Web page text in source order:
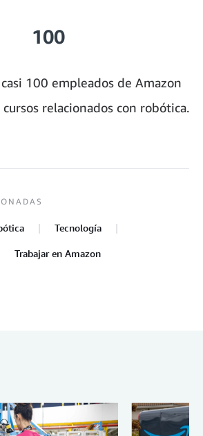
100
100 empleados de Amazon
relacionados con robótica.
Tecnología
Trabajar en Amazon